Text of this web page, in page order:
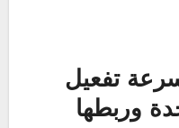
تفعيل
وربطها